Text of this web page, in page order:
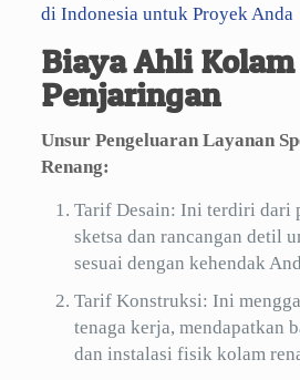
di Indonesia untuk Proyek Anda
Biaya Ahli Kolam
Penjaringan
Unsur Pengeluaran Layanan
Renang:
Tarif Desain: Ini terdiri dari
sketsa dan rancangan detil
sesuai dengan kehendak
Tarif Konstruksi: Ini
tenaga kerja, mendapatkan
dan instalasi fisik kolam